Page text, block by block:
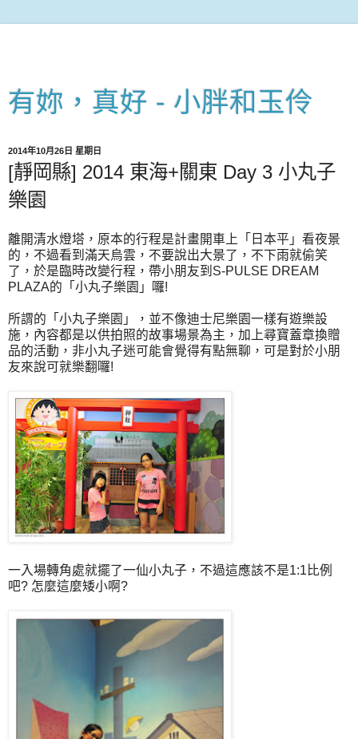
有妳，真好 - 小胖和玉伶
2014年10月26日 星期日
[靜岡縣] 2014 東海+關東 Day 3 小丸子
樂園
離開清水燈塔，原本的行程是計畫開車上「日本平」看夜景
的，不過看到滿天烏雲，不要說出大景了，不下雨就偷笑
了，於是臨時改變行程，帶小朋友到S-PULSE DREAM
PLAZA的「小丸子樂園」囉!
所謂的「小丸子樂園」，並不像迪士尼樂園一樣有遊樂設
施，內容都是以供拍照的故事場景為主，加上尋寶蓋章換贈
品的活動，非小丸子迷可能會覺得有點無聊，可是對於小朋
友來說可就樂翻囉!
一入場轉角處就擺了一仙小丸子，不過這應該不是1:1比例
吧? 怎麼這麼矮小啊?